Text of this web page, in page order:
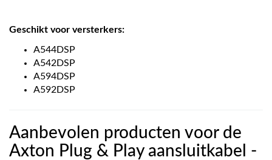
Geschikt voor versterkers:
A544DSP
A542DSP
A594DSP
A592DSP
Aanbevolen producten voor de
Axton Plug & Play aansluitkabel -